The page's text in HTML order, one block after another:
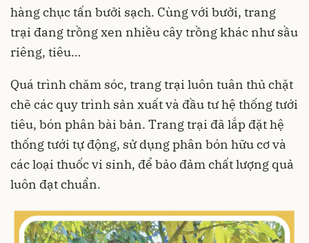
hàng chục tấn bưởi sạch. Cùng với bưởi, trang
trại đang trồng xen nhiều cây trồng khác như sầu
riêng, tiêu…
Quá trình chăm sóc, trang trại luôn tuân thủ chặt
chẽ các quy trình sản xuất và đầu tư hệ thống tưới
tiêu, bón phân bài bản. Trang trại đã lắp đặt hệ
thống tưới tự động, sử dụng phân bón hữu cơ và
các loại thuốc vi sinh, để bảo đảm chất lượng quả
luôn đạt chuẩn.